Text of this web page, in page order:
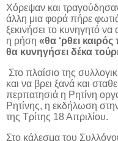
Χόρεψαν και
άλλη μια φορά πήρε
ξεκινήσει το κυνηγητό
η ρήση «θα ‘ρθει
θα κυνηγήσει δέκα
Στο πλαίσιο της
και να βρει ξανά και
περπατησιά η Ρητίνη
Ρητίνης, η εκδήλωση
της Τρίτης 18 Απριλίου.
Στο κάλεσμα του